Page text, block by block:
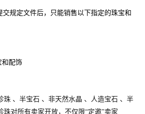
交规定文件后，只能销售以下指定的珠宝和
和配饰
珠 、半宝石 、非天然水晶 、人造宝石 、半
珠对所有卖家开放，不仅限“定邀”卖家